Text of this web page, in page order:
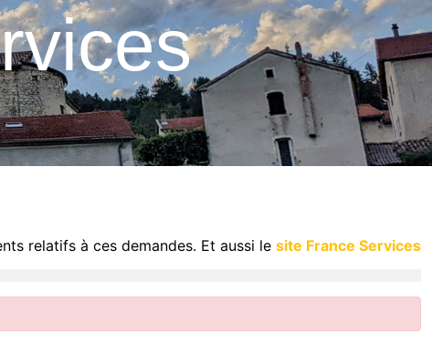
relatifs à ces demandes. Et aussi le site France Services